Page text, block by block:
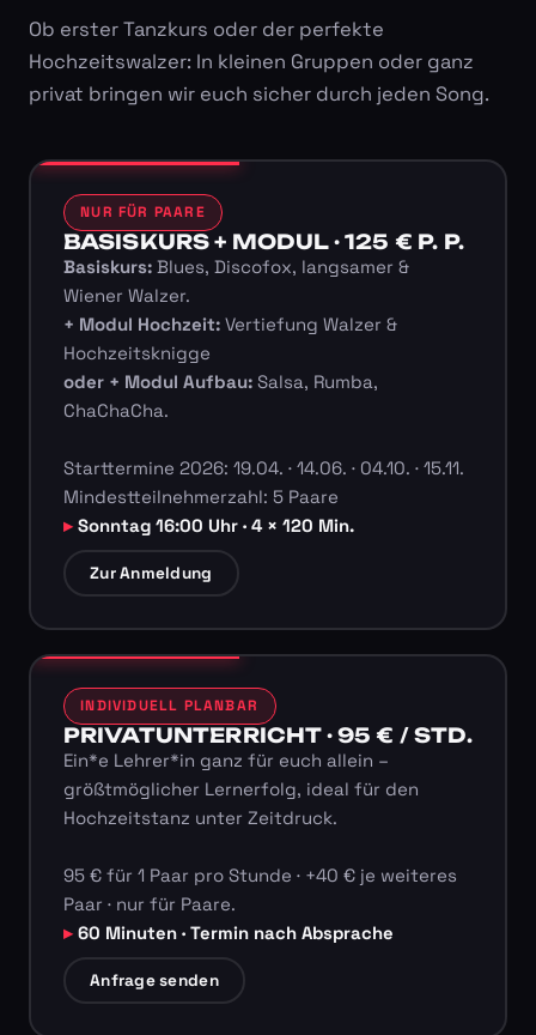
Ob erster Tanzkurs oder der perfekte
Hochzeitswalzer: In kleinen Gruppen oder ganz
privat bringen wir euch sicher durch jeden Song.
NUR FÜR PAARE
BASISKURS + MODUL · 125 € P. P.
Basiskurs:Blues, Discofox, langsamer &
Wiener Walzer.
+ Modul Hochzeit:Vertiefung Walzer &
Hochzeitsknigge
oder + Modul Aufbau:Salsa, Rumba,
ChaChaCha.
Starttermine 2026: 19.04. · 14.06. · 04.10. · 15.11.
Mindestteilnehmerzahl: 5 Paare
Sonntag 16:00 Uhr · 4 × 120 Min.
Zur Anmeldung
INDIVIDUELL PLANBAR
PRIVATUNTERRICHT · 95 € / STD.
Ein*e Lehrer*in ganz für euch allein –
größtmöglicher Lernerfolg, ideal für den
Hochzeitstanz unter Zeitdruck.
95 € für 1 Paar pro Stunde · +40 € je weiteres
Paar · nur für Paare.
60 Minuten · Termin nach Absprache
Anfrage senden